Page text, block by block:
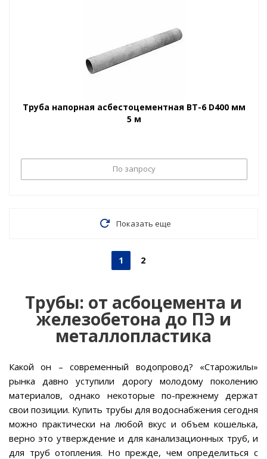
Труба напорная асбестоцементная ВТ-6 D400 мм
5 м
По запросу
Показать еще
1 2
Трубы: от асбоцемента и
железобетона до ПЭ и
металлопластика
Какой он – современный водопровод? «Старожилы»
рынка давно уступили дорогу молодому поколению
материалов, однако некоторые по-прежнему держат
свои позиции. Купить трубы для водоснабжения сегодня
можно практически на любой вкус и объем кошелька,
верно это утверждение и для канализационных труб, и
для труб отопления. Но прежде, чем определиться с